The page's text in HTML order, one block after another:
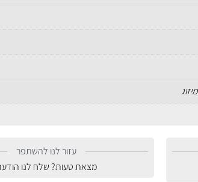
עזור לנו להשתפר
מצאת טעות? שלח לנו